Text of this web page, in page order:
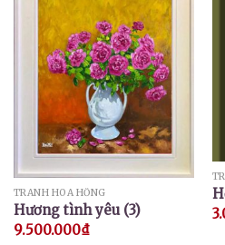
TRANH HOA HỒNG
Hương tình yêu (3)
9.500.000₫